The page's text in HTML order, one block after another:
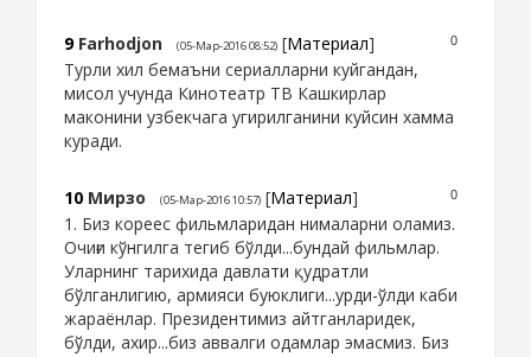
0
9 Farhodjon (05-Мар-2016 08:52) [Материал]
Турли хил бемаъни сериалларни куйгандан,
мисол учунда Кинотеатр ТВ Кашкирлар
маконини узбекчага угирилганини куйсин хамма
куради.
0
10 Мирзо (05-Мар-2016 10:57) [Материал]
1. Биз кореес фильмларидан нималарни оламиз.
Очиғи кўнгилга тегиб бўлди...бундай фильмлар.
Уларнинг тарихида давлати қудратли
бўлганлигию, армияси буюклиги...урди-ўлди каби
жараёнлар. Президентимиз айтганларидек,
бўлди, ахир...биз аввалги одамлар эмасмиз. Биз